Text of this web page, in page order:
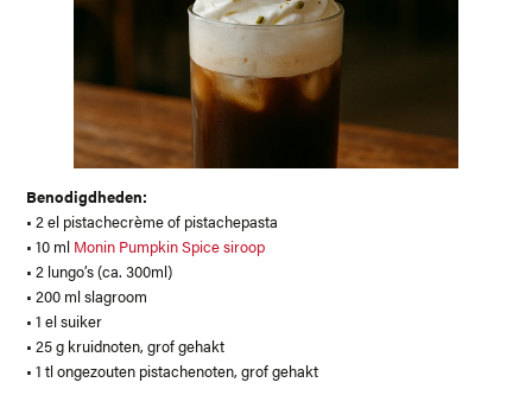
Benodigdheden:
• 2 el pistachecrème of pistachepasta
• 10 ml Monin Pumpkin Spice siroop
• 2 lungo’s (ca. 300ml)
• 200 ml slagroom
• 1 el suiker
• 25 g kruidnoten, grof gehakt
• 1 tl ongezouten pistachenoten, grof gehakt